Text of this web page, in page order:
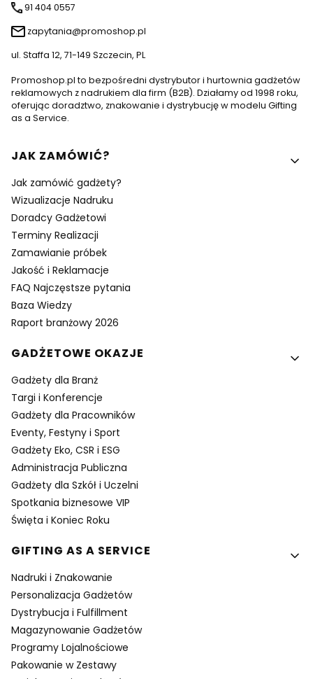
91 404 0557
zapytania@promoshop.pl
ul. Staffa 12, 71-149 Szczecin, PL
Promoshop.pl to bezpośredni dystrybutor i hurtownia gadżetów
reklamowych z nadrukiem dla firm (B2B). Działamy od 1998 roku,
oferując doradztwo, znakowanie i dystrybucję w modelu Gifting
as a Service.
Linki w stopce
JAK ZAMÓWIĆ?
Jak zamówić gadżety?
Wizualizacje Nadruku
Doradcy Gadżetowi
Terminy Realizacji
Zamawianie próbek
Jakość i Reklamacje
FAQ Najczęstsze pytania
Baza Wiedzy
Raport branżowy 2026
GADŻETOWE OKAZJE
Gadżety dla Branż
Targi i Konferencje
Gadżety dla Pracowników
Eventy, Festyny i Sport
Gadżety Eko, CSR i ESG
Administracja Publiczna
Gadżety dla Szkół i Uczelni
Spotkania biznesowe VIP
Święta i Koniec Roku
GIFTING AS A SERVICE
Nadruki i Znakowanie
Personalizacja Gadżetów
Dystrybucja i Fulfillment
Magazynowanie Gadżetów
Programy Lojalnościowe
Pakowanie w Zestawy